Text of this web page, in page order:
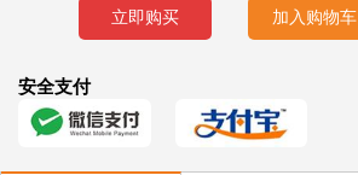
立即购买 加入购物车
安全支付